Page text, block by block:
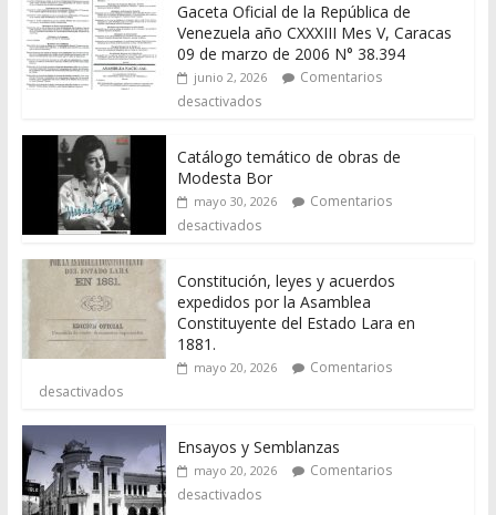
Gaceta Oficial de la República de
Venezuela año CXXXIII Mes V, Caracas
09 de marzo de 2006 N° 38.394
junio 2, 2026
Comentarios
desactivados
Catálogo temático de obras de
Modesta Bor
mayo 30, 2026
Comentarios
desactivados
Constitución, leyes y acuerdos
expedidos por la Asamblea
Constituyente del Estado Lara en
1881.
mayo 20, 2026
Comentarios
desactivados
Ensayos y Semblanzas
mayo 20, 2026
Comentarios
desactivados